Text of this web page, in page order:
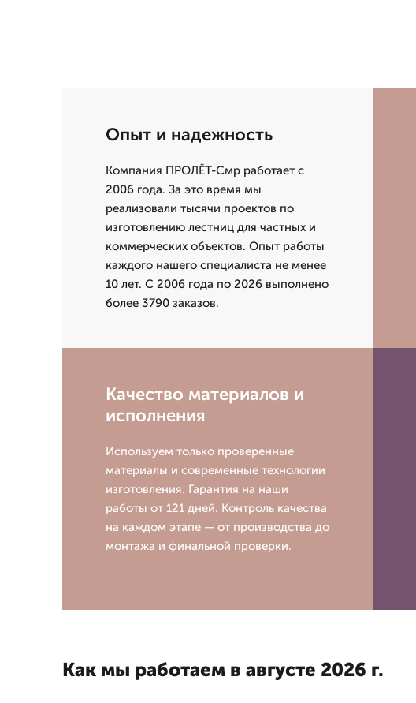
Опыт и надежность
Компания ПРОЛЁТ-Смр работает с
2006 года. За это время мы
реализовали тысячи проектов по
изготовлению лестниц для частных и
коммерческих объектов. Опыт работы
каждого нашего специалиста не менее
10 лет. С 2006 года по 2026 выполнено
более 3790 заказов.
Качество материалов и
исполнения
Используем только проверенные
материалы и современные технологии
изготовления. Гарантия на наши
работы от 121 дней. Контроль качества
на каждом этапе — от производства до
монтажа и финальной проверки.
Как мы работаем в августе 2026 г.